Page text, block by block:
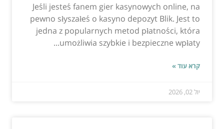
Jeśli jesteś fanem gier kasynowych online, na
pewno słyszałeś o kasyno depozyt Blik. Jest to
jedna z popularnych metod płatności, która
umożliwia szybkie i bezpieczne wpłaty...
קרא עוד »
יול 02, 2026